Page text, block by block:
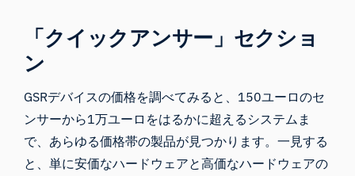
「クイックアンサー」セクショ
ン
GSRデバイスの価格を調べてみると、150ユーロのセ
ンサーから1万ユーロをはるかに超えるシステムま
で、あらゆる価格帯の製品が見つかります。一見する
と、単に安価なハードウェアと高価なハードウェアの